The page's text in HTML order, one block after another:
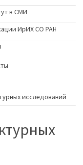
в СМИ
ИрИХ СО РАН
исследований